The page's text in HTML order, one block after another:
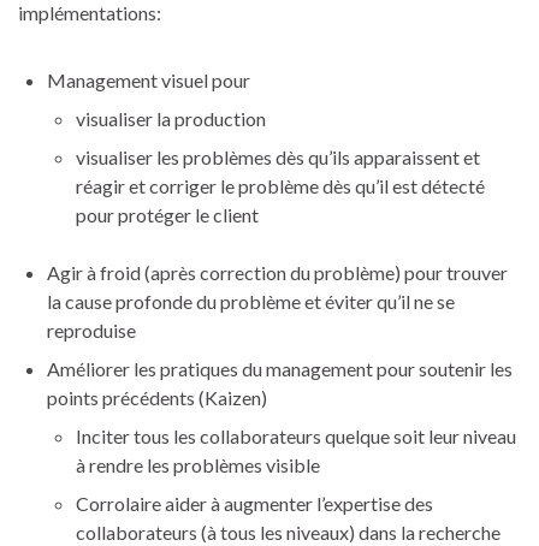
implémentations:
Management visuel pour
visualiser la production
visualiser les problèmes dès qu’ils apparaissent et
réagir et corriger le problème dès qu’il est détecté
pour protéger le client
Agir à froid (après correction du problème) pour trouver
la cause profonde du problème et éviter qu’il ne se
reproduise
Améliorer les pratiques du management pour soutenir les
points précédents (Kaizen)
Inciter tous les collaborateurs quelque soit leur niveau
à rendre les problèmes visible
Corrolaire aider à augmenter l’expertise des
collaborateurs (à tous les niveaux) dans la recherche